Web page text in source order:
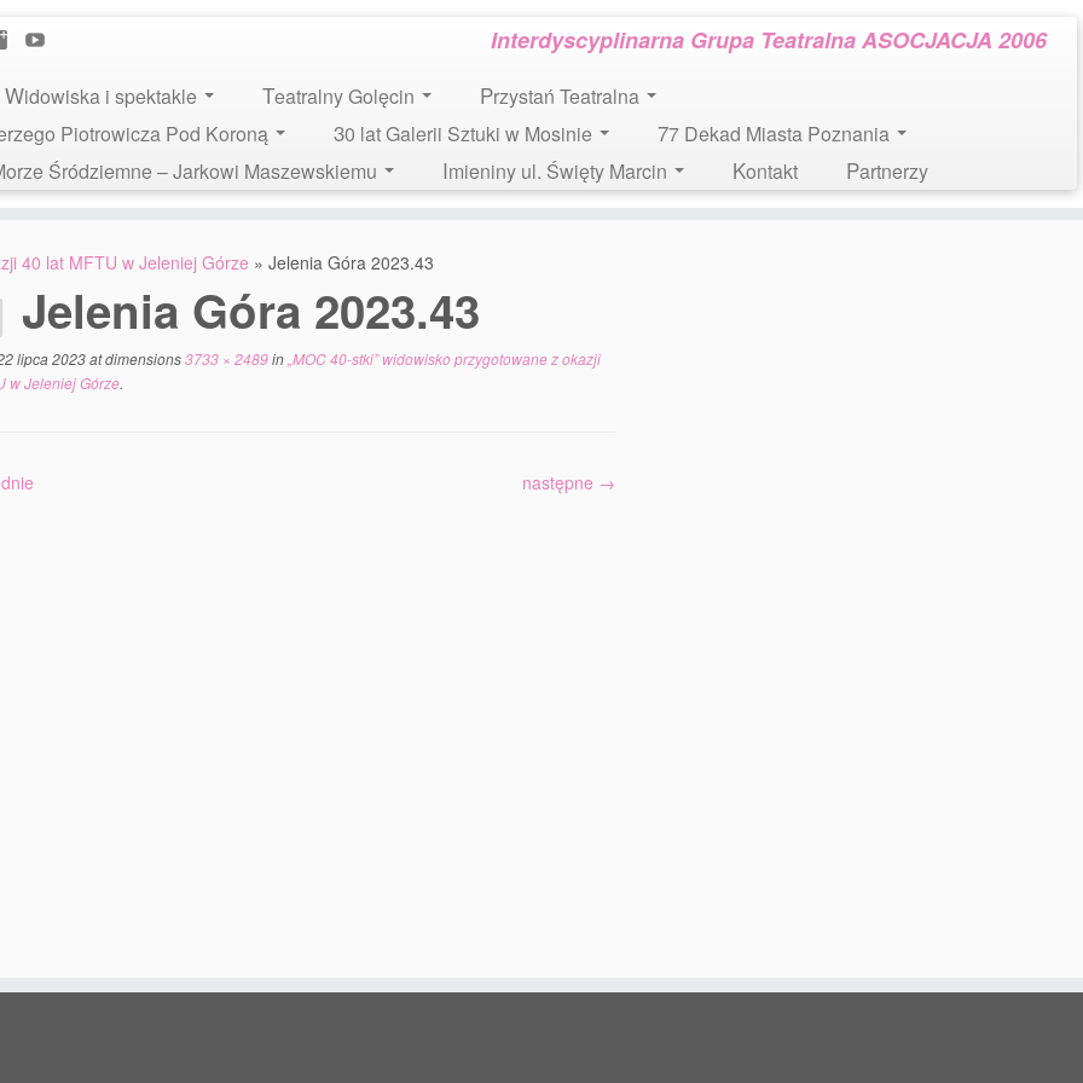
Interdyscyplinarna Grupa Teatralna ASOCJACJA 2006
Widowiska i spektakle Teatralny Golęcin
Przystań Teatralna
Piotrowicza Pod Koroną
30 lat Galerii Sztuki w Mosinie
77 Dekad Miasta Poznania
Morze Śródziemne – Jarkowi Maszewskiemu
Imieniny ul. Święty Marcin Kontakt Partnerzy
40 lat MFTU w Jeleniej Górze » Jelenia Góra 2023.43
Jelenia Góra 2023.43
lipca 2023at dimensions3733 × 2489in „MOC 40-stki” widowisko przygotowane z okazji
w Jeleniej Górze.
następne →